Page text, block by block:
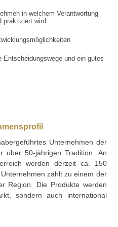
in welchem Verantwortung
praktiziert wird
Entscheidungswege und ein gutes
Unternehmen der
über 50-jährigen Tradition. An
werden derzeit ca. 150
zählt zu einem der
Region. Die Produkte werden
sondern auch international